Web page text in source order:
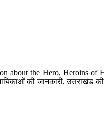
about the Hero, Heroins of
की जानकारी, उत्तराखंड